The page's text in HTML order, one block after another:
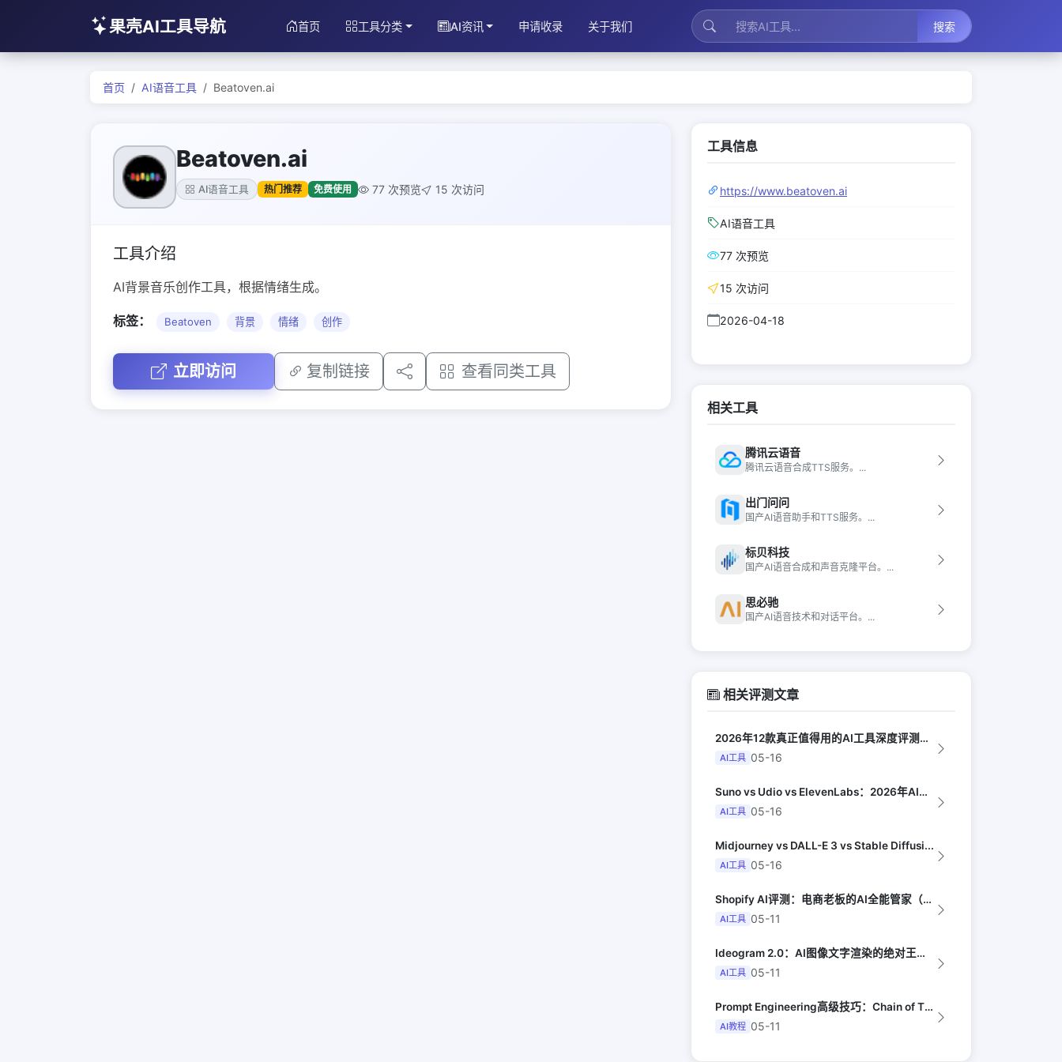
果壳AI工具导航 首页 工具分类 AI资讯 申请收录 关于我们 搜索
首页 AI语音工具 Beatoven.ai
Beatoven.ai
AI语音工具 热门推荐 免费使用 77 次预览 15 次访问
工具介绍
AI背景音乐创作工具，根据情绪生成。
标签： Beatoven 背景 情绪 创作
立即访问 复制链接 查看同类工具
工具信息
https://www.beatoven.ai
AI语音工具
77 次预览
15 次访问
2026-04-18
相关工具
腾讯云语音
腾讯云语音合成TTS服务。...
出门问问
国产AI语音助手和TTS服务。...
标贝科技
国产AI语音合成和声音克隆平台。...
思必驰
国产AI语音技术和对话平台。...
相关评测文章
2026年12款真正值得用的AI工具深度评测（Synthesia评选）
AI工具 05-16
Suno vs Udio vs ElevenLabs：2026年AI音乐生成器三...
AI工具 05-16
Midjourney vs DALL-E 3 vs Stable Diffusi...
AI工具 05-16
Shopify AI评测：电商老板的AI全能管家（Practical Ecomm...
AI工具 05-11
Ideogram 2.0：AI图像文字渲染的绝对王者（AI Explained）
AI工具 05-11
Prompt Engineering高级技巧：Chain of Thought到...
AI教程 05-11